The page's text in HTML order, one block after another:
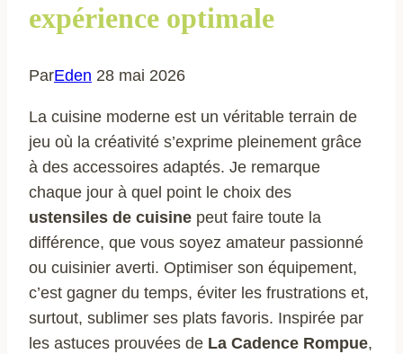
expérience optimale
ParEden 28 mai 2026
La cuisine moderne est un véritable terrain de
jeu où la créativité s’exprime pleinement grâce
à des accessoires adaptés. Je remarque
chaque jour à quel point le choix des
ustensiles de cuisine peut faire toute la
différence, que vous soyez amateur passionné
ou cuisinier averti. Optimiser son équipement,
c’est gagner du temps, éviter les frustrations et,
surtout, sublimer ses plats favoris. Inspirée par
les astuces prouvées de La Cadence Rompue,